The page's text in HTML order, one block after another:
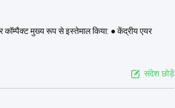
कॉम्पैक्ट मुख्य रूप से इस्तेमाल किया: ● केंद्रीय एयर
संदेश छोड़ें